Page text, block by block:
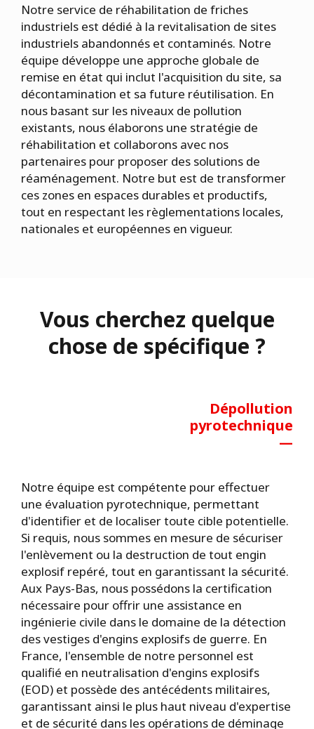
Notre service de réhabilitation de friches
industriels est dédié à la revitalisation de sites
industriels abandonnés et contaminés. Notre
équipe développe une approche globale de
remise en état qui inclut l'acquisition du site, sa
décontamination et sa future réutilisation. En
nous basant sur les niveaux de pollution
existants, nous élaborons une stratégie de
réhabilitation et collaborons avec nos
partenaires pour proposer des solutions de
réaménagement. Notre but est de transformer
ces zones en espaces durables et productifs,
tout en respectant les règlementations locales,
nationales et européennes en vigueur.
Vous cherchez quelque
chose de spécifique ?
Dépollution
pyrotechnique
—
Notre équipe est compétente pour effectuer
une évaluation pyrotechnique, permettant
d'identifier et de localiser toute cible potentielle.
Si requis, nous sommes en mesure de sécuriser
l'enlèvement ou la destruction de tout engin
explosif repéré, tout en garantissant la sécurité.
Aux Pays-Bas, nous possédons la certification
nécessaire pour offrir une assistance en
ingénierie civile dans le domaine de la détection
des vestiges d'engins explosifs de guerre. En
France, l'ensemble de notre personnel est
qualifié en neutralisation d'engins explosifs
(EOD) et possède des antécédents militaires,
garantissant ainsi le plus haut niveau d'expertise
et de sécurité dans les opérations de déminage